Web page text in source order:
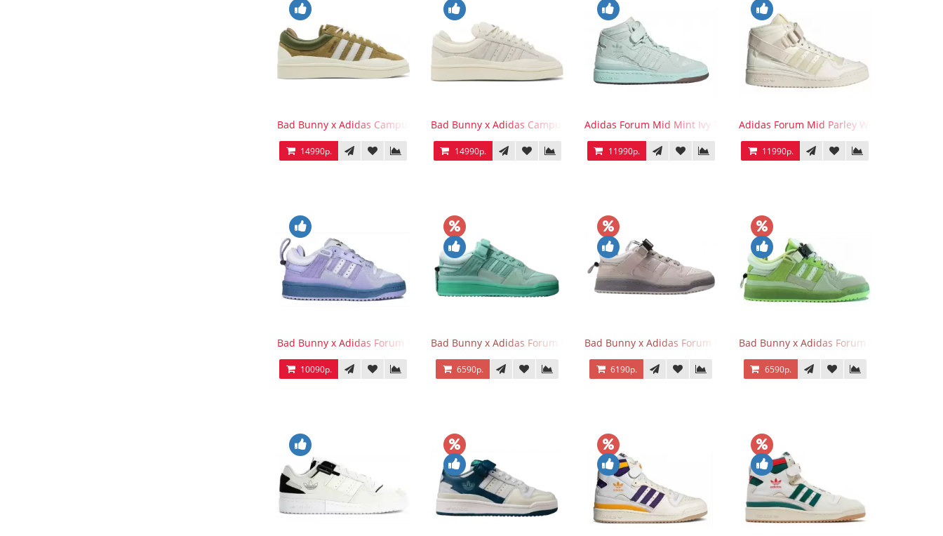
Bad Bunny x Adidas Campus Wild Moss
14990р.
Bad Bunny x Adidas Campus Light
14990р.
Adidas Forum Mid Mint Ivy Park
11990р.
Adidas Forum Mid Parley Wonder White
11990р.
Bad Bunny x Adidas Forum Buckle Low Purple Blue
10090р.
Bad Bunny x Adidas Forum Buckle Low Mint Blue
6590р.
Bad Bunny x Adidas Forum Buckle Low Gray
6190р.
Bad Bunny x Adidas Forum Buckle Low
6590р.